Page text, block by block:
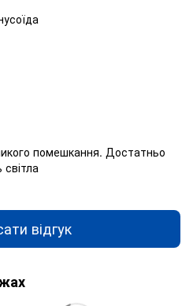
помешкання. Достатньо
відгук